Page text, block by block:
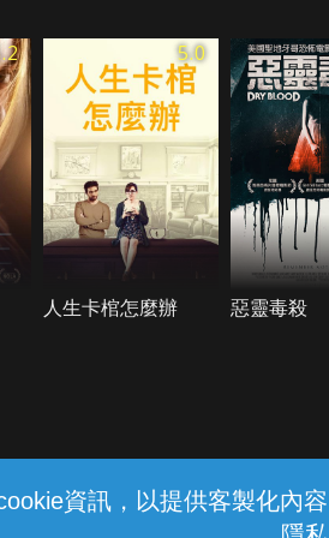
資訊，以提供客製化內
5.0
人生卡棺怎麼辦 惡靈毒殺